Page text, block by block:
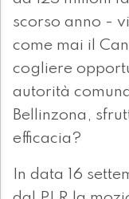
scorso anno -
come mai il
cogliere
autorità
Bellinzona,
efficacia?
In data 16